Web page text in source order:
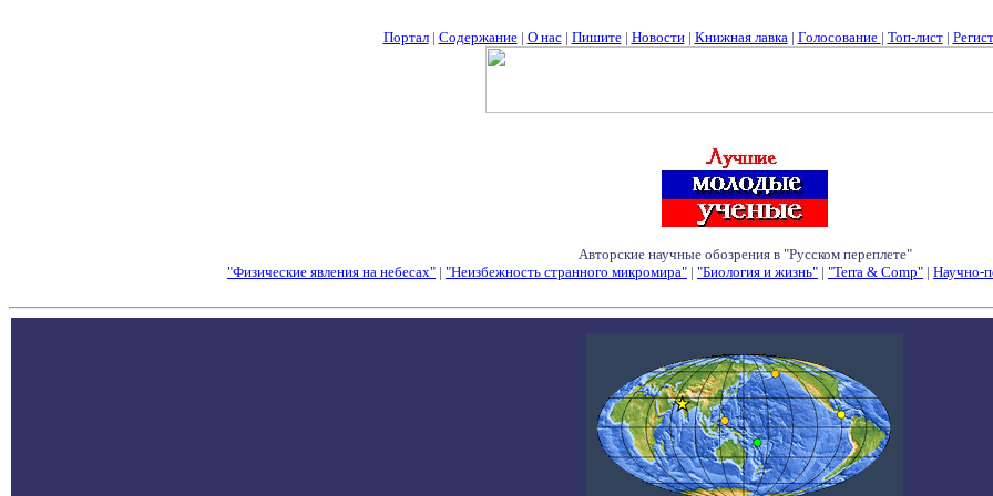
Портал| Содержание| О нас| Пишите| Новости| Книжная лавка| Голосование | Топ-лист|
Авторские научные обозрения в "Русском переплете"
"Физические явления на небесах" | "Неизбежность странного микромира" | "Биология и жизнь" | "Terra & Comp" | Научно-